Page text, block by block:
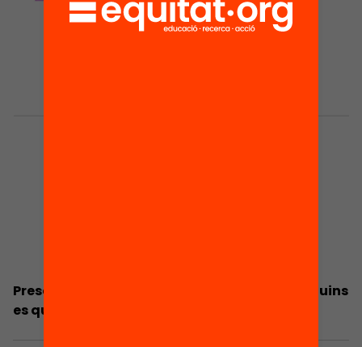
Presentació: Quins pares entren a l’escola i quins
es queden a la porta?